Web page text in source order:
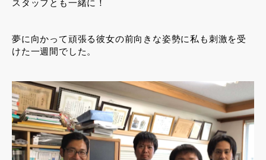
スタッフとも一緒に！
夢に向かって頑張る彼女の前向きな姿勢に私も刺激を受
けた一週間でした。